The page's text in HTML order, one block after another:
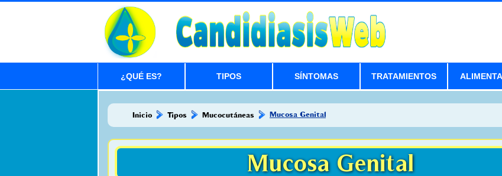
¿QUÉ ES? TIPOS SÍNTOMAS TRATAMIENTOS
Inicio Tipos Mucocutáneas Mucosa Genital
Mucosa Genital